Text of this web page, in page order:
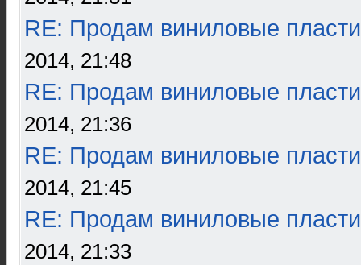
RE: Продам виниловые
2014, 21:48
RE: Продам виниловые
2014, 21:36
RE: Продам виниловые
2014, 21:45
RE: Продам виниловые
2014, 21:33